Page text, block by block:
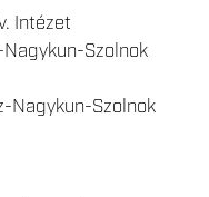
Intézet
Szolnok
Nagykun-Szolnok